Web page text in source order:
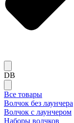
DB
Все товары
Волчок без лаунчера
Волчок с лаунчером
Наборы волчков